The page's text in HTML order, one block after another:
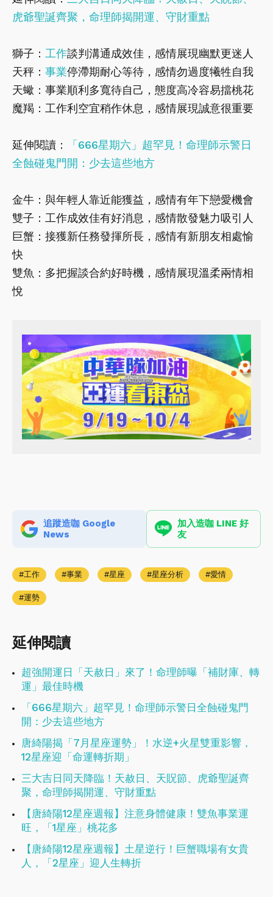
虎爺聖誕齊聚，命理師揭開運、守財重點
獅子： 工作談判溝通成效佳，感情展現幽默更迷人
天秤： 事業停滯期耐心等待，感情勿過度犧牲自我
天蠍：事業順利多寬待自己，態度高冷容易擋桃花
魔羯：工作利空宜稍作休息，感情展現誠意很重要
延伸閱讀：
「666星期六」超罕見！命理師示警日
全蝕碰鬼門開：少去這些地方
金牛：與年輕人靠近能獲益，感情有年下戀愛機會
雙子：工作成效佳有好消息，感情散發魅力吸引人
巨蟹：接獲新任務發揮所長，感情有新朋友相處愉
快
雙魚：多把握談合約好時機，感情展現溫柔兩情相
悅
追蹤造咖 Google
News
加入造咖 LINE 好
友
工作 事業 星座 星座分析 愛情
運勢
延伸閱讀
超強開運日「天赦日」來了！命理師曝「補財庫、轉
運」最佳時機
「666星期六」超罕見！命理師示警日全蝕碰鬼門
開：少去這些地方
唐綺陽揭「7月星座運勢」！水逆+火星雙重影響，
12星座迎「命運轉折期」
三大吉日同天降臨！天赦日、天貺節、虎爺聖誕齊
聚，命理師揭開運、守財重點
【唐綺陽12星座週報】注意身體健康！​​​​​​​雙魚事業運
旺，「1星座」桃花多
【唐綺陽12星座週報】土星逆行！巨蟹職場有女貴
人，「2星座」迎人生轉折